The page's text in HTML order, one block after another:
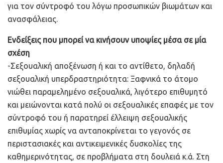
για τον σύντροφό του λόγω προσωπικών βιωμάτων και
ανασφάλειας.
Ενδείξεις που μπορεί να κινήσουν υποψίες μέσα σε μία
σχέση
-Σεξουαλική αποξένωση ή και το αντίθετο, δηλαδή
σεξουαλική υπερδραστηριότητα: Ξαφνικά το άτομο
νιώθει παραμελημένο σεξουαλικά, λιγότερο επιθυμητό
και μειώνονται κατά πολύ οι σεξουαλικές επαφές με τον
σύντροφό του ή παρατηρεί έλλειψη σεξουαλικής
επιθυμίας χωρίς να ανταποκρίνεται το γεγονός σε
περιστασιακές και αντικειμενικές δυσκολίες της
καθημερινότητας, σε προβλήματα στη δουλειά κ.ά. Στη